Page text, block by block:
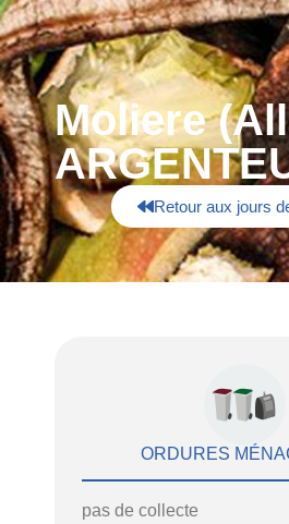
Retour aux jours
Moliere
ORDURES
pas de collecte